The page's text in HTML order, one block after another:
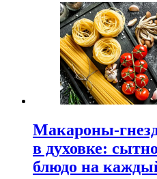
Макароны-
в духовке:
блюдо на